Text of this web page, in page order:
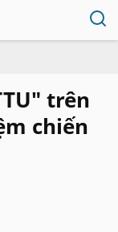
trên
chiến